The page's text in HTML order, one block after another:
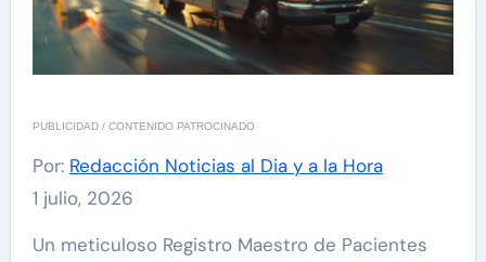
PUBLICIDAD / CONTENIDO PATROCINADO
Por: Redacción Noticias al Dia y a la Hora
1 julio, 2026
Un meticuloso Registro Maestro de Pacientes